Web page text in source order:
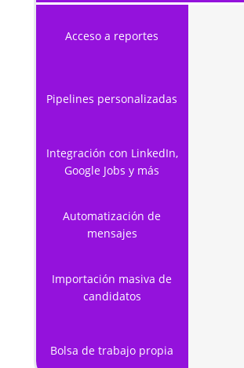
Acceso a reportes
Pipelines personalizadas
Integración con LinkedIn,
Google Jobs y más
Automatización de
mensajes
Importación masiva de
candidatos
Bolsa de trabajo propia